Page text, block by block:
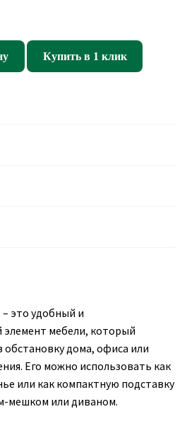
Купить в 1 клик
– это удобный и
мебели, который
дома, офиса или
Его можно использовать как
или как компактную подставку
мешком или диваном.